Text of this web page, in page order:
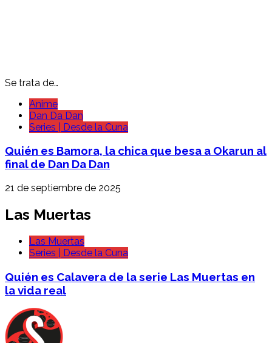
Se trata de…
Anime
Dan Da Dan
Series | Desde la Cuna
Quién es Bamora, la chica que besa a Okarun al
final de Dan Da Dan
21 de septiembre de 2025
Las Muertas
Las Muertas
Series | Desde la Cuna
Quién es Calavera de la serie Las Muertas en
la vida real